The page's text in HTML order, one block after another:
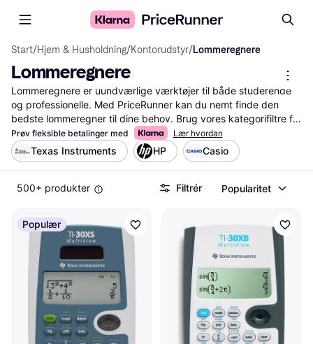
Start/Hjem & Husholdning/Kontorudstyr/Lommeregnere
Lommeregnere
Lommeregnere er uundværlige værktøjer til både studerende
og professionelle. Med PriceRunner kan du nemt finde den
bedste lommeregner til dine behov. Brug vores kategorifiltre for
at sortere efter funktioner, mærker og priser. Dette hjælper dig
med at navigere hurtigt og præcist gennem de mange
muligheder. Du kan også sammenligne produkter side om side
for at se forskelle i specifikationer og priser. Vores
brugeranmeldelser giver dig ærlige vurderinger fra andre
eller en avanceret videnskabelig lommeregner, guider vi dig til
det bedste valg. Med PriceRunner bliver din søgning efter
lommeregnere både hurtigere og mere effektiv.
Mere om lommeregnere »
Prøv fleksible betalinger med Lær hvordan
Texas Instruments HP Casio
500+ produkter Filtrér Popularitet
Populær